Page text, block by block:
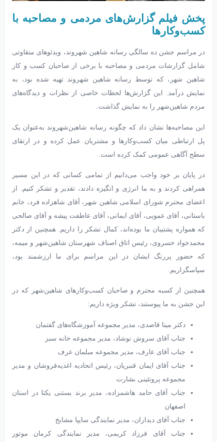
پخش فیلم گزارش‌های مردمی و مصاحبه با
کسب‌وکارها
در مراسم جشن ده سالگی رسانه شاهین شهروند، ویدئوهای متقاوتی
شامل گزارشات مردمی و مصاحبه با برخی از صاحبان کسب و کار
شاهین شهر، که توسط رسانه شاهین شهروند تهیه شده بود، به
نمایش درآمد. این گزارش‌ها لحظات خاصی از نظرات و دیدگاه‌های
مردم شاهین‌شهر را به نمایش گذاشت.
این مصاحبه‌ها نشان داد که چگونه رسانه شاهین‌شهروند به‌عنوان یک
پل ارتباطی میان کسب‌وکارها و مشتریان عمل کرده و در ارتقای
سطح آگاهی عمومی کمک کرده است.
در پایان بر خود واجب می‌دانیم از تمامی کسانی که در این مسیر
همراهی کردند و به ما انرژی و انگیزه دادند، تقدیر و تشکر کنیم. از
اعضای محترم شورای اسلامی شاهین شهر، آقای شاهزاده فرد، خانم
باستانی، آقای عمویی، آقای ایمانی، آقای عاطفت پیشه و آقای صالحی
که همواره پشتیبان ما بوده‌اند، کمال تشکر را داریم. همچنین از دکتر
محمدجواد خسروی، رئیس اتاق اصناف شهرستان شاهین‌شهر و میمه،
که حضور پررنگ ایشان در این مراسم برای ما ارزشمند بود،
سپاسگزاریم.
همچنین از کسبه محترم و صاحبان کسب‌وکارهای شاهین‌شهر که در
این جشن به ما پیوستند، تشکر ویژه داریم:
دکتر مینا قاصدی، مدیر مجموعه آموزشگاه‌های گفتمان
جناب آقای سروش نوشاد، مدیر مجموعه خانه سبز
جناب آقای عارف، مدیر مجموعه مبلمان عرف
جناب آقای ایمان قنبریان، رئیس اتحادیه اغذیه‌فروشان و مدیر
مجموعه پروتئینی بشارت
جناب آقای حامد هاشمزاده، مدیر برند بستنی یکتا در استان
اصفهان
جناب آقای دیداران، مدیر نمایندگی سایپا مشایخ
جناب آقای فرزاد کریمی، مدیر نمایندگی کرمان موتور